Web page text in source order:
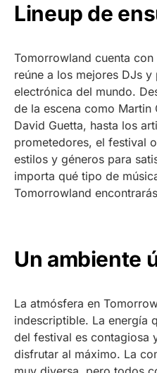
Lineup de
Tomorrowland cuenta
reúne a los mejores DJs
electrónica del mundo.
de la escena como Martin
David Guetta, hasta los
prometedores, el festival
estilos y géneros para
importa qué tipo de
Tomorrowland
Un ambiente
La atmósfera en
indescriptible. La energía
del festival es contagiosa
disfrutar al máximo. La